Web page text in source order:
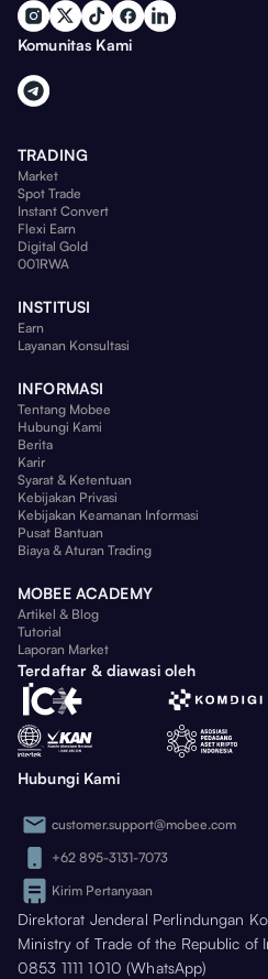
Komunitas Kami
TRADING
Market
Spot Trade
Instant Convert
Flexi Earn
Digital Gold
001RWA
INSTITUSI
Earn
Layanan Konsultasi
INFORMASI
Tentang Mobee
Hubungi Kami
Berita
Karir
Syarat & Ketentuan
Kebijakan Privasi
Kebijakan Keamanan Informasi
Pusat Bantuan
Biaya & Aturan Trading
MOBEE ACADEMY
Artikel & Blog
Tutorial
Laporan Market
Terdaftar & diawasi oleh
Hubungi Kami
customer.support@mobee.com
+62 895-3131-7073
Kirim Pertanyaan
Direktorat Jenderal Perlindungan
Ministry of Trade of the Republic of
0853 1111 1010 (WhatsApp)